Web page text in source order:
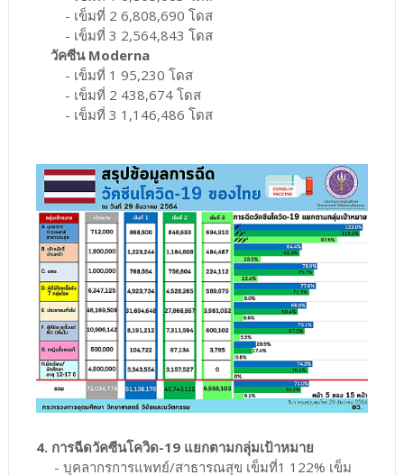
- เข็มที่ 2 6,808,690 โดส
- เข็มที่ 3 2,564,843 โดส
วัคซีน Moderna
- เข็มที่ 1 95,230 โดส
- เข็มที่ 2 438,674 โดส
- เข็มที่ 3 1,146,486 โดส
4. การฉีดวัคซีนโควิด-19 แยกตามกลุ่มเป้าหมาย
- บุคลากรการแพทย์/สาธารณสุข เข็มที่1 122% เข็ม